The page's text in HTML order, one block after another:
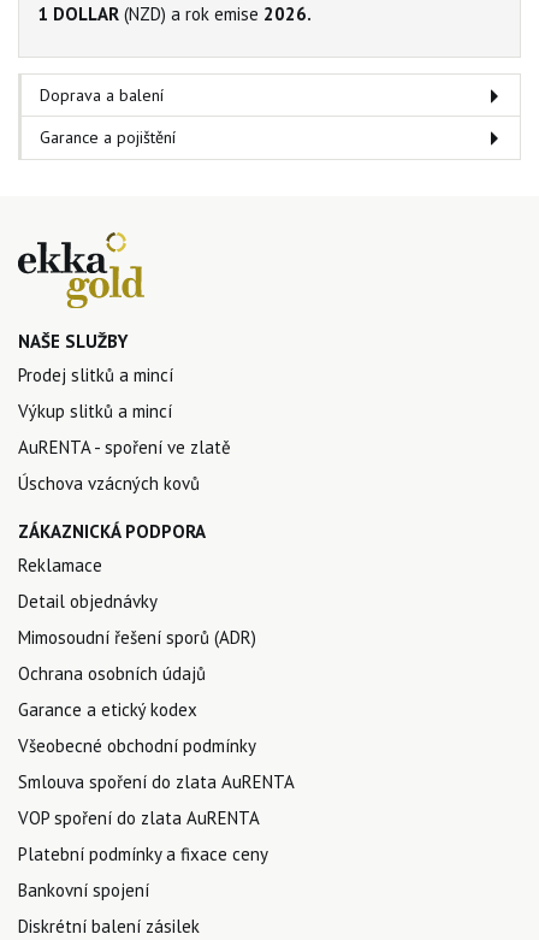
1 DOLLAR (NZD) a rok emise 2026.
Doprava a balení
Garance a pojištění
NAŠE SLUŽBY
Prodej slitků a mincí
Výkup slitků a mincí
AuRENTA - spoření ve zlatě
Úschova vzácných kovů
ZÁKAZNICKÁ PODPORA
Reklamace
Detail objednávky
Mimosoudní řešení sporů (ADR)
Ochrana osobních údajů
Garance a etický kodex
Všeobecné obchodní podmínky
Smlouva spoření do zlata AuRENTA
VOP spoření do zlata AuRENTA
Platební podmínky a fixace ceny
Bankovní spojení
Diskrétní balení zásilek